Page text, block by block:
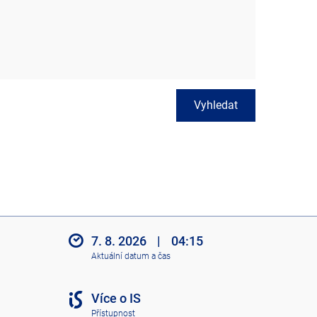
Vyhledat
7. 8. 2026 | 04:15
Aktuální datum a čas
Více o IS
Přístupnost